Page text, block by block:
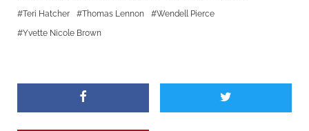
Teri Hatcher
Thomas Lennon
Wendell Pierce
Yvette Nicole Brown